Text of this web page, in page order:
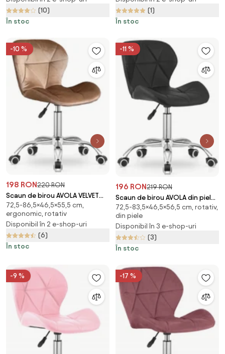
(10)
În stoc
(1)
În stoc
-10 %
198 RON220 RON
Scaun de birou AVOLA VELVET
maro deschis
72,5-86,5×46,5×55,5 cm,
ergonomic, rotativ
Disponibil în 2 e-shop-uri
(6)
În stoc
-11 %
196 RON219 RON
Scaun de birou AVOLA din piele
ecologica, negru
72,5-83,5×46,5×56,5 cm, rotativ,
din piele
Disponibil în 3 e-shop-uri
(3)
În stoc
-9 % -17 %